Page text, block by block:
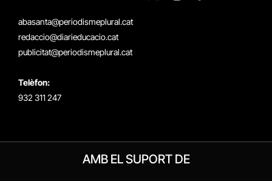
abasanta@periodismeplural.cat
redaccio@diarieducacio.cat
publicitat@periodismeplural.cat
Telèfon:
932 311 247
AMB EL SUPORT DE